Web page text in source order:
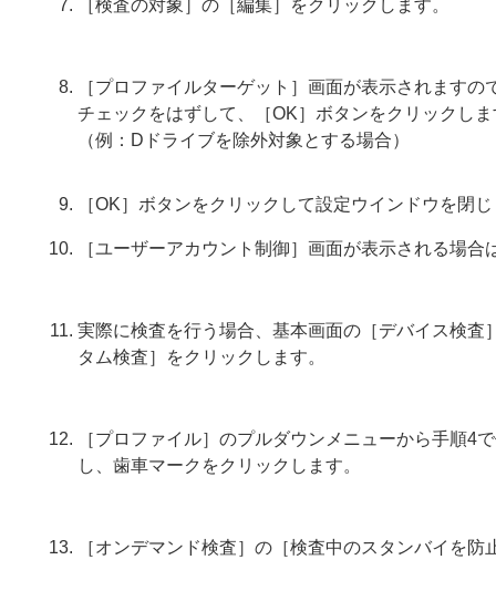
［検査の対象］の［編集］をクリックします。
［プロファイルターゲット］画面が表示されます
チェックをはずして、［OK］ボタンをクリックし
（例：Dドライブを除外対象とする場合）
［OK］ボタンをクリックして設定ウインドウを閉
［ユーザーアカウント制御］画面が表示される場
実際に検査を行う場合、基本画面の［デバイス検
タム検査］をクリックします。
［プロファイル］のプルダウンメニューから手順4
し、歯車マークをクリックします。
［オンデマンド検査］の［検査中のスタンバイを